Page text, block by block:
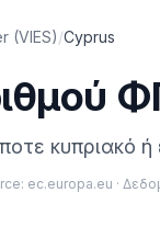
(VIES)/Cyprus
κυπριακό
ec.europa.eu ·